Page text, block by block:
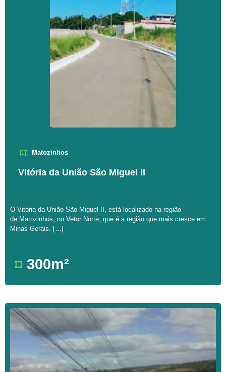
Matozinhos
Vitória da União São Miguel II
O Vitória da União São Miguel II, está localizado na região
de Matozinhos, no Vetor Norte, que é a região que mais cresce em
Minas Gerais. […]
300m²